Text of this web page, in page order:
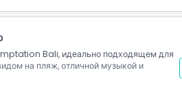
Bali, идеально подходящем для
на пляж, отличной музыкой и